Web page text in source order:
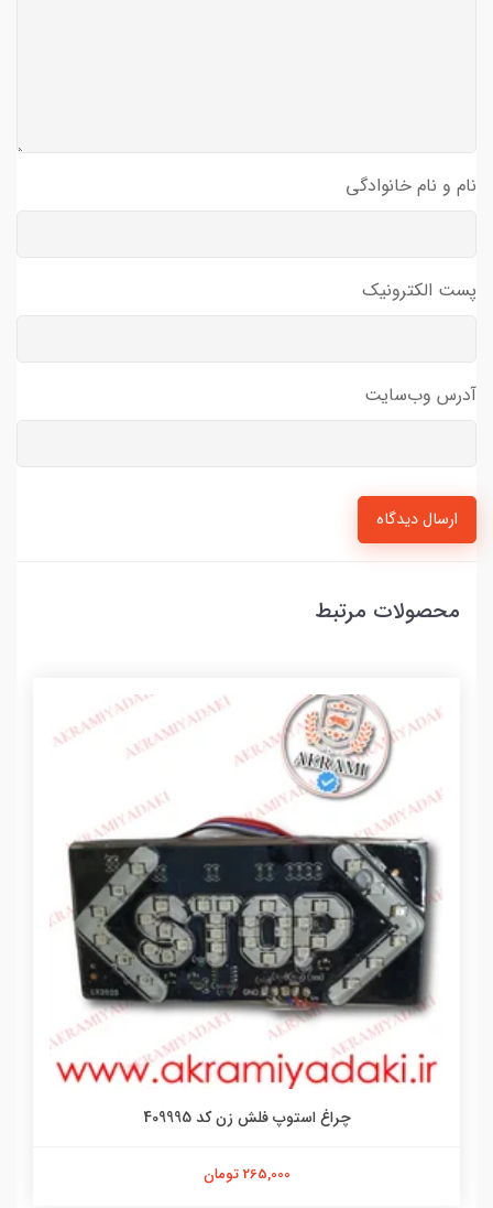
نام و نام خانوادگی
پست الکترونیک
آدرس وب‌سایت
ارسال دیدگاه
محصولات مرتبط
چراغ استوپ فلش زن کد 409995
265,000 تومان